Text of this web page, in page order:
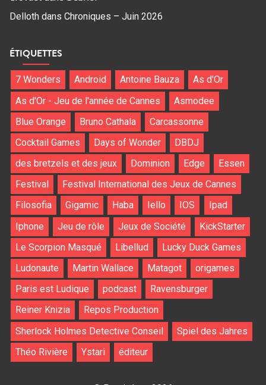
Delloth dans Chroniques – Juin 2026
ÉTIQUETTES
7 Wonders Android Antoine Bauza
As d'Or
As d'Or - Jeu de l'année de Cannes
Asmodee
Blue Orange
Bruno Cathala
Carcassonne
Cocktail Games
Days of Wonder
DBDJ
des bretzels et des jeux
Dominion Edge
Essen
Festival
Festival International des Jeux de Cannes
Filosofia
Gigamic Haba Iello IOS
Ipad
Iphone
Jeu de rôle Jeux de Société
KickStarter
Le Scorpion Masqué
Libellud
Lucky Duck Games
Ludonaute
Martin Wallace Matagot
origames
Paris est Ludique
podcast
Ravensburger
Reiner Knizia
Repos Production
Sherlock Holmes Detective Conseil
Spiel des Jahres
Théo Rivière
Ystari éditeur